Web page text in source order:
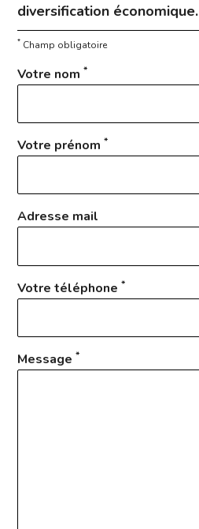
diversification économique.
* Champ obligatoire
Votre nom*
Votre prénom*
Adresse mail
Votre téléphone*
Message*